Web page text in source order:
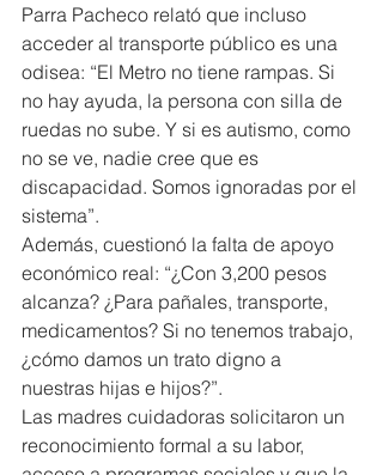
Parra Pacheco relató que incluso
acceder al transporte público es una
odisea: “El Metro no tiene rampas. Si
no hay ayuda, la persona con silla de
ruedas no sube. Y si es autismo, como
no se ve, nadie cree que es
discapacidad. Somos ignoradas por el
sistema”.
Además, cuestionó la falta de apoyo
económico real: “¿Con 3,200 pesos
alcanza? ¿Para pañales, transporte,
medicamentos? Si no tenemos trabajo,
¿cómo damos un trato digno a
nuestras hijas e hijos?”.
Las madres cuidadoras solicitaron un
reconocimiento formal a su labor,